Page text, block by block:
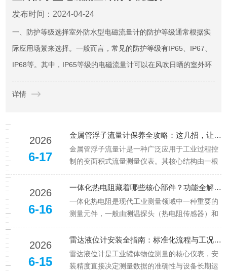
发布时间：2024-04-24
一、防护等级选择室外防水型电磁流量计的防护等级通常根据实
际应用场景来选择。一般而言，常见的防护等级有IP65、IP67、
IP68等。其中，IP65等级的电磁流量计可以在风吹日晒的室外环
境中正常使用，但无法承受冲洗水的冲击；而IP67等级的电磁流
量计可以承受短时间的浸泡，适用于一些...
详情
2026
6-17
金属管浮子流量计保养全攻略：这几招，让设备稳用更省心！
金属管浮子流量计是一种广泛应用于工业过程控
制的变面积式流量测量仪表。其核心结构由一根
垂直安装的锥形金属管和管内可自由上下移动的
浮子组成，专门用于测量封闭管道中导电或非导
电液体、气体及蒸汽的瞬时流量和累积流量。该
设备以其高可靠性、宽量程比及耐...
2026
6-16
一体化热电阻藏着哪些核心部件？功能全解析，干货拉满！
一体化热电阻是现代工业测量领域中一种重要的
测量元件，一般由测温探头（热电阻传感器）和
两线制固体电子单元组成，采用固体模块形式将
测温探头直接安装在接线盒内，从而形成一体化
结构。它也可以看作是在热电阻的防水或隔爆接
线盒内装入放大变送模块（即温度...
2026
6-15
雷达液位计安装全指南：标准化流程与工况适配规范
雷达液位计是工业罐体物位测量的核心仪表，安
装精度直接决定测量数据的准确性与设备长期运